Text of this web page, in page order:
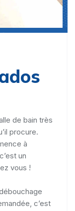
de bain très
procure.
à
un
vous !
c’est